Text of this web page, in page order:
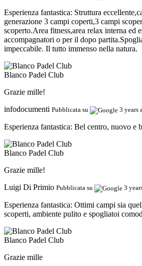
Esperienza fantastica: Struttura
generazione 3 campi coperti,3 campi
scoperto.Area fitness,area relax interna ed
accompagnatori o per il dopo
impeccabile. Il tutto immenso nella natura.
Blanco Padel Club
Grazie mille!
infodocumenti Pubblicata su 3 years
Esperienza fantastica: Bel centro, nuovo e
Blanco Padel Club
Grazie mille!
Luigi Di Primio Pubblicata su 3
Esperienza fantastica: Ottimi campi sia
scoperti, ambiente pulito e spogliatoi
Blanco Padel Club
Grazie mille